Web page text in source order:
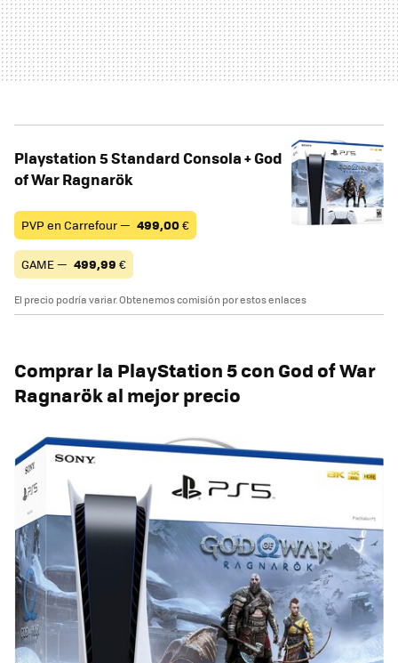
Playstation 5 Standard Consola + God
of War Ragnarök
PVP en Carrefour — 499,00€
GAME — 499,99 €
El precio podría variar. Obtenemos comisión por estos enlaces
Comprar la PlayStation 5 con God of War
Ragnarök al mejor precio